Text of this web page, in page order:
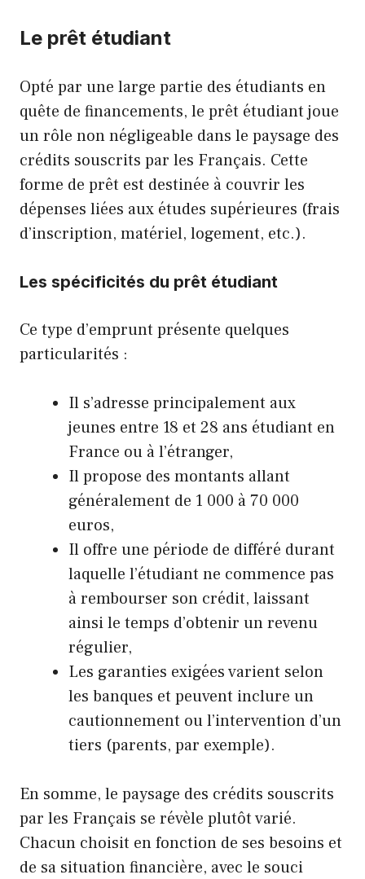
Le prêt étudiant
Opté par une large partie des étudiants en
quête de financements, le prêt étudiant joue
un rôle non négligeable dans le paysage des
crédits souscrits par les Français. Cette
forme de prêt est destinée à couvrir les
dépenses liées aux études supérieures (frais
d’inscription, matériel, logement, etc.).
Les spécificités du prêt étudiant
Ce type d’emprunt présente quelques
particularités :
Il s’adresse principalement aux
jeunes entre 18 et 28 ans étudiant en
France ou à l’étranger,
Il propose des montants allant
généralement de 1 000 à 70 000
euros,
Il offre une période de différé durant
laquelle l’étudiant ne commence pas
à rembourser son crédit, laissant
ainsi le temps d’obtenir un revenu
régulier,
Les garanties exigées varient selon
les banques et peuvent inclure un
cautionnement ou l’intervention d’un
tiers (parents, par exemple).
En somme, le paysage des crédits souscrits
par les Français se révèle plutôt varié.
Chacun choisit en fonction de ses besoins et
de sa situation financière, avec le souci